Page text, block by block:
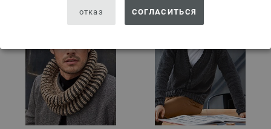
отказ СОГЛАСИТЬСЯ